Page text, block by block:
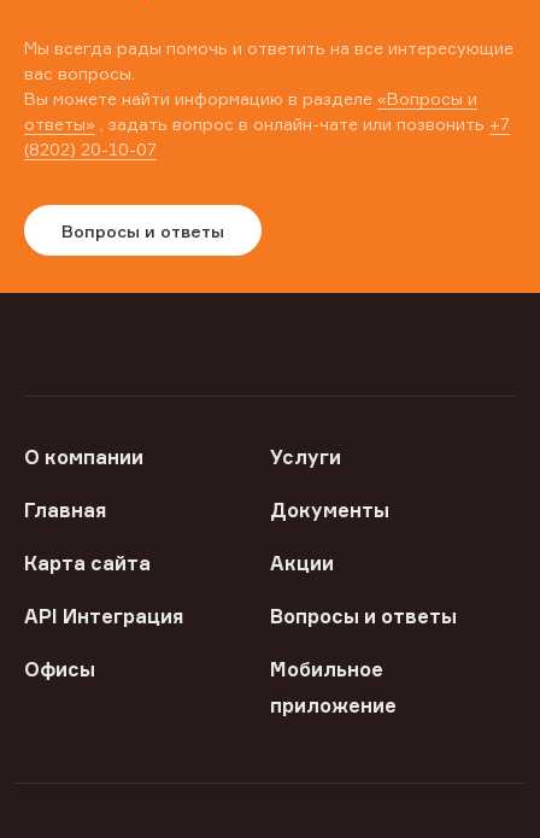
Мы всегда рады помочь и ответить на все интересующие
вас вопросы.
Вы можете найти информацию в разделе «Вопросы и
ответы» , задать вопрос в онлайн-чате или позвонить +7
(8202) 20-10-07
Вопросы и ответы
О компании Услуги
Главная Документы
Карта сайта Акции
API Интеграция Вопросы и ответы
Офисы
Мобильное
приложение